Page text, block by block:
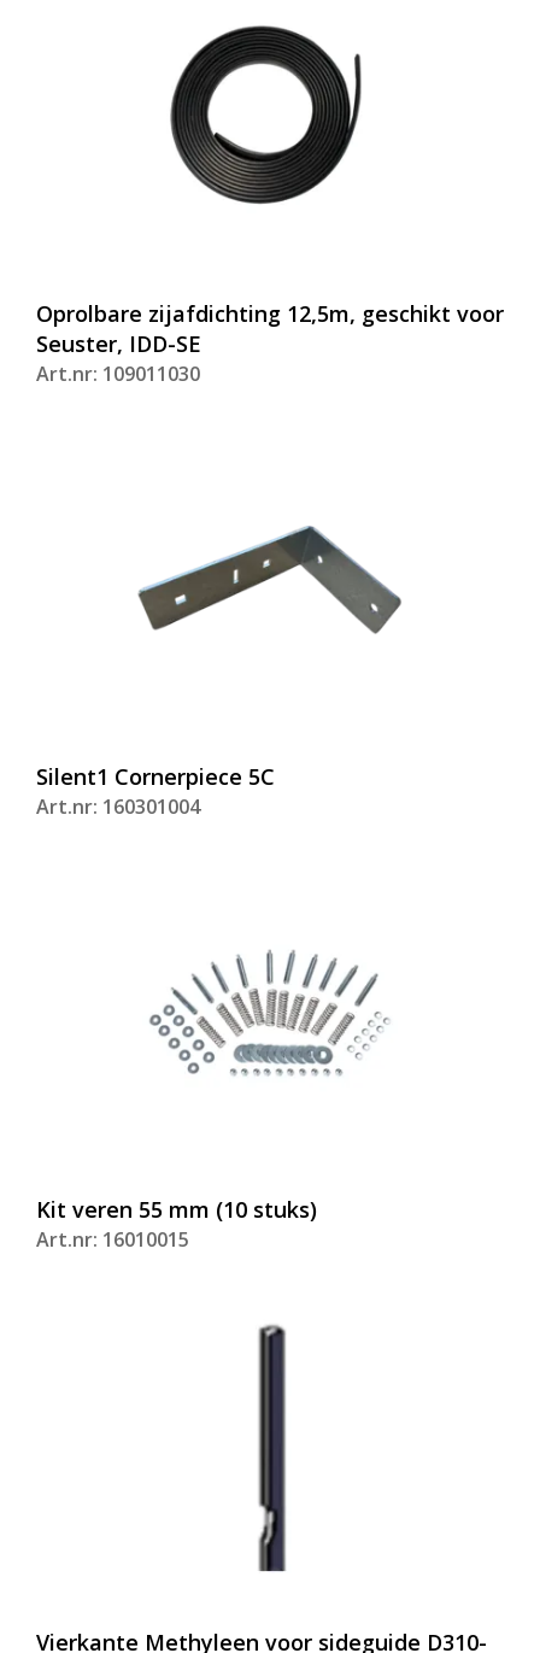
Oprolbare zijafdichting 12,5m, geschikt voor
Seuster, IDD-SE
Art.nr: 109011030
Silent1 Cornerpiece 5C
Art.nr: 160301004
Kit veren 55 mm (10 stuks)
Art.nr: 16010015
Vierkante Methyleen voor sideguide D310-